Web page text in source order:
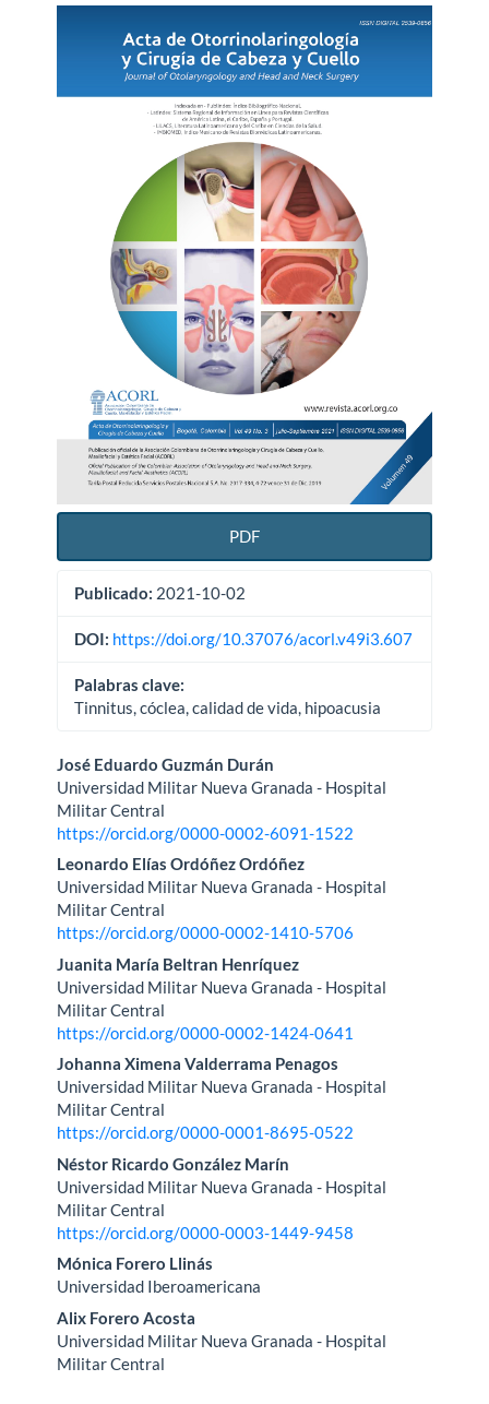
Barra
lateral
del
artículo
PDF
Publicado: 2021-10-02
DOI: https://doi.org/10.37076/acorl.v49i3.607
Palabras clave:
Tinnitus, cóclea, calidad de vida, hipoacusia
Contenido
principal
del
artículo
José Eduardo Guzmán Durán
Universidad Militar Nueva Granada - Hospital
Militar Central
https://orcid.org/0000-0002-6091-1522
Leonardo Elías Ordóñez Ordóñez
Universidad Militar Nueva Granada - Hospital
Militar Central
https://orcid.org/0000-0002-1410-5706
Juanita María Beltran Henríquez
Universidad Militar Nueva Granada - Hospital
Militar Central
https://orcid.org/0000-0002-1424-0641
Johanna Ximena Valderrama Penagos
Universidad Militar Nueva Granada - Hospital
Militar Central
https://orcid.org/0000-0001-8695-0522
Néstor Ricardo González Marín
Universidad Militar Nueva Granada - Hospital
Militar Central
https://orcid.org/0000-0003-1449-9458
Mónica Forero Llinás
Universidad Iberoamericana
Alix Forero Acosta
Universidad Militar Nueva Granada - Hospital
Militar Central